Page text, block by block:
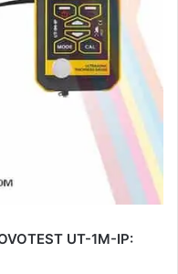
UT-1M-IP: